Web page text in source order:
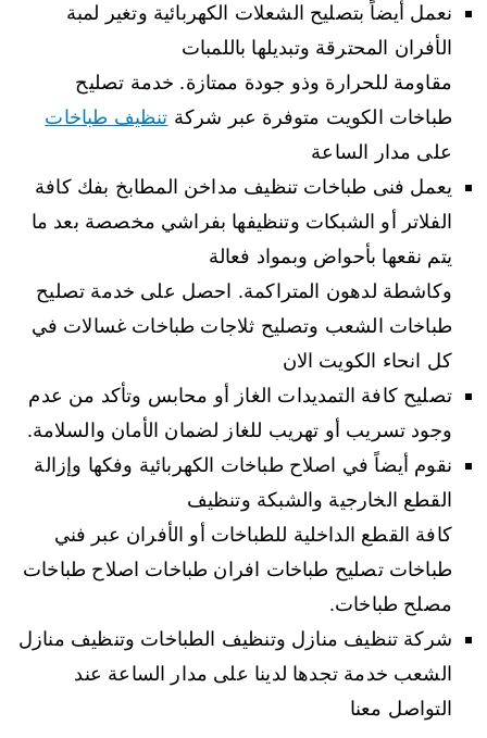
نعمل أيضاً بتصليح الشعلات الكهربائية وتغير لمبة
الأفران المحترقة وتبديلها باللمبات
مقاومة للحرارة وذو جودة ممتازة. خدمة تصليح
طباخات الكويت متوفرة عبر شركة تنظيف طباخات
على مدار الساعة
يعمل فنى طباخات تنظيف مداخن المطابخ بفك كافة
الفلاتر أو الشبكات وتنظيفها بفراشي مخصصة بعد ما
يتم نقعها بأحواض وبمواد فعالة
وكاشطة لدهون المتراكمة. احصل على خدمة تصليح
طباخات الشعب وتصليح ثلاجات طباخات غسالات في
كل انحاء الكويت الان
تصليح كافة التمديدات الغاز أو محابس وتأكد من عدم
وجود تسريب أو تهريب للغاز لضمان الأمان والسلامة.
نقوم أيضاً في اصلاح طباخات الكهربائية وفكها وإزالة
القطع الخارجية والشبكة وتنظيف
كافة القطع الداخلية للطباخات أو الأفران عبر فني
طباخات تصليح طباخات افران طباخات اصلاح طباخات
مصلح طباخات.
شركة تنظيف منازل وتنظيف الطباخات وتنظيف منازل
الشعب خدمة تجدها لدينا على مدار الساعة عند
التواصل معنا